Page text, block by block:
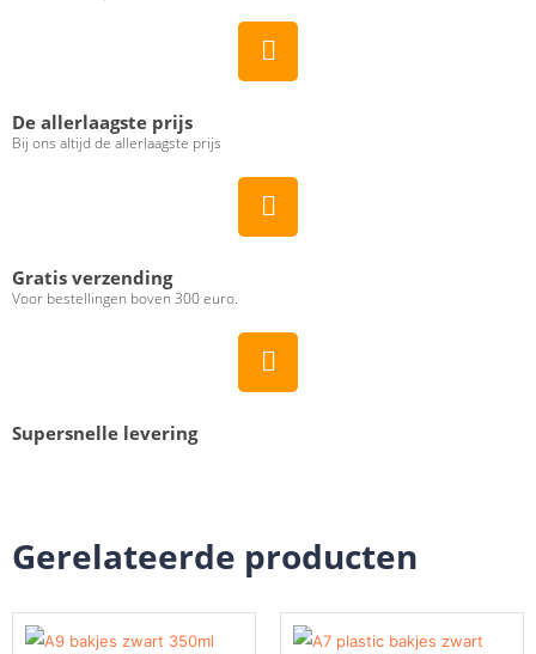
De allerlaagste prijs
Bij ons altijd de allerlaagste prijs
Gratis verzending
Voor bestellingen boven 300 euro.
Supersnelle levering
Gerelateerde producten